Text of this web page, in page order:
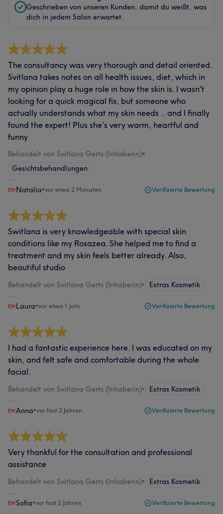
Geschrieben von unseren Kunden, damit du weißt, was
dich in jedem Salon erwartet.
The consultancy was very thorough and detail oriented.
Svitlana takes notes on all health issues, diet, which in
my opinion play a huge role in how the skin is. I wasn't
looking for a quick magical fix, but someone who
actually understands what my skin needs .. and I finally
found the expert! Plus she's very warm, heartful and
funny
Behandelt von Svitlana Gerts (Inhaberin)•
Gesichtsbehandlungen
Natalia•vor etwa 2 Monaten Verifizierte Bewertung
Switlana is very knowledgeable with special skin
conditions like my Rosazea. She helped me to find a
treatment and my skin feels better already. Also,
beautiful studio
Behandelt von Svitlana Gerts (Inhaberin)• Extras Kosmetik
Laura•vor etwa 1 Jahr Verifizierte Bewertung
I had a fantastic experience here. I was educated on my
skin, and felt safe and comfortable during the whole
facial.
Behandelt von Svitlana Gerts (Inhaberin)• Extras Kosmetik
Anna•vor fast 2 Jahren Verifizierte Bewertung
Very thankful for the consultation and professional
assistance
Behandelt von Svitlana Gerts (Inhaberin)• Extras Kosmetik
Sofia•vor fast 2 Jahren Verifizierte Bewertung